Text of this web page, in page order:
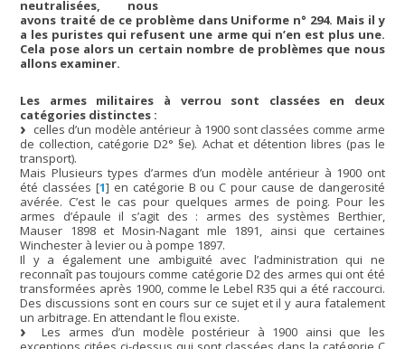
neutralisées, nous
avons traité de ce problème dans Uniforme n° 294. Mais il y
a les puristes qui refusent une arme qui n’en est plus une.
Cela pose alors un certain nombre de problèmes que nous
allons examiner.
Les armes militaires à verrou sont classées en deux
catégories distinctes :
celles d’un modèle antérieur à 1900 sont classées comme arme
de collection, catégorie D2° §e). Achat et détention libres (pas le
transport).
Mais Plusieurs types d’armes d’un modèle antérieur à 1900 ont
été classées [1] en catégorie B ou C pour cause de dangerosité
avérée. C’est le cas pour quelques armes de poing. Pour les
armes d’épaule il s’agit des : armes des systèmes Berthier,
Mauser 1898 et Mosin-Nagant mle 1891, ainsi que certaines
Winchester à levier ou à pompe 1897.
Il y a également une ambiguïté avec l’administration qui ne
reconnaît pas toujours comme catégorie D2 des armes qui ont été
transformées après 1900, comme le Lebel R35 qui a été raccourci.
Des discussions sont en cours sur ce sujet et il y aura fatalement
un arbitrage. En attendant le flou existe.
Les armes d’un modèle postérieur à 1900 ainsi que les